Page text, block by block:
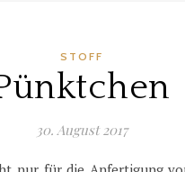
STOFF
30. August 2017